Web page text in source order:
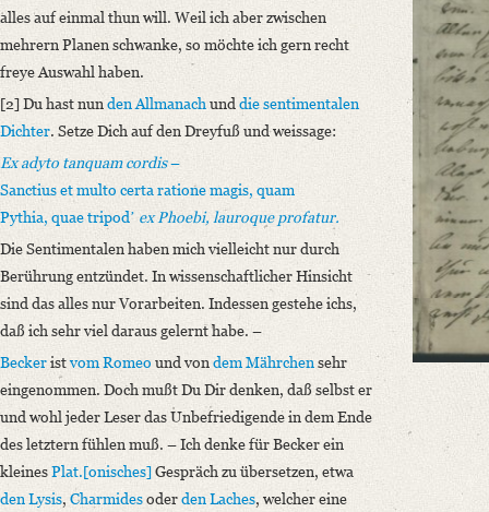
German
Latin
alles auf einmal thun will. Weil ich aber zwischen
mehrern Planen schwanke, so möchte ich gern recht
freye Auswahl haben.
[2] Du hast nun den Allmanach und die sentimentalen
Dichter. Setze Dich auf den Dreyfuß und weissage:
Ex adyto tanquam cordis–
Sanctius et multo certa ratione magis, quam
Pythia, quae tripodʼ ex Phoebi, lauroque profatur.
Die Sentimentalen haben mich vielleicht nur durch
Berührung entzündet. In wissenschaftlicher Hinsicht
sind das alles nur Vorarbeiten. Indessen gestehe ichs,
daß ich sehr viel daraus gelernt habe. –
BeckeristvomRomeo und vondem Mährchensehr
eingenommen. Doch mußt Du Dir denken, daß selbst er
und wohl jeder Leser das Unbefriedigende in dem Ende
des letztern fühlen muß. – Ich denke für Becker ein
kleinesPlat.[onisches]Gespräch zu übersetzen, etwa
den Lysis, Charmidesoderden Laches, welcher eine